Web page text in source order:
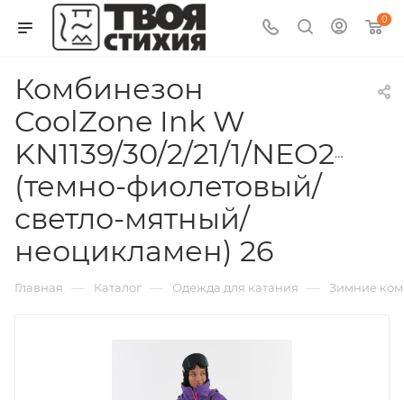
0
Комбинезон
CoolZone Ink W
KN1139/30/2/21/1/NEO22
(темно-фиолетовый/
светло-мятный/
неоцикламен) 26
Главная — Каталог — Одежда для катания — Зимние